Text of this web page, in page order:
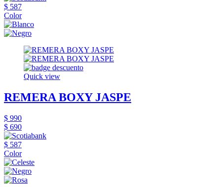
$ 587
Color
Quick view
REMERA BOXY JASPE
$ 990
$ 690
$ 587
Color